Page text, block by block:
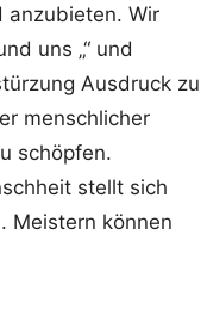
anzubieten. Wir
uns „“ und
Ausdruck zu
menschlicher
schöpfen.
stellt sich
Meistern können